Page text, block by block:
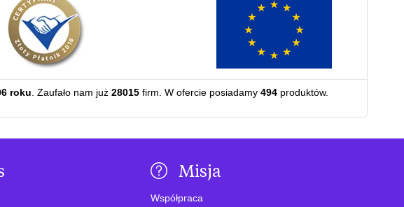
roku. Zaufało nam już 28015 firm. W ofercie posiadamy 494 produktów.
Misja
Współpraca